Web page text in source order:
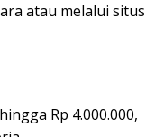
atau melalui situs
Rp 4.000.000,